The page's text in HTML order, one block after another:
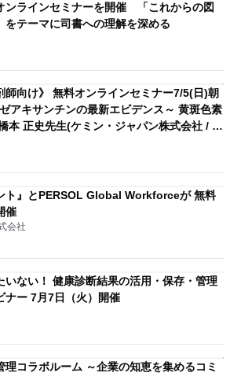
ンラインセミナーを開催 「これからの図
をテーマに司書への理解を深める
師向け》 無料オンラインセミナー7/5(日)朝
アキサンチンの最新エビデンス～ 黄斑色素
本 正史先生(ケミン・ジャパン株式会社 / 代
ト』とPERSOL Global Workforceが 無料
催
会社
いない！ 健康診断結果の活用・保存・管理
ナー 7月7日（火）開催
理コラボルーム ～企業の知恵を集めるコミ